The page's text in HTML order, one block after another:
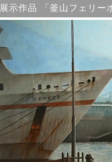
展示作品 「釜山フェリー